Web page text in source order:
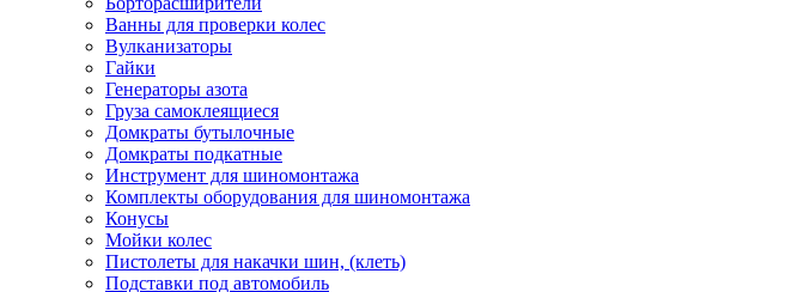
Ванны для проверки колес
Вулканизаторы
Гайки
Генераторы азота
Груза самоклеящиеся
Домкраты бутылочные
Домкраты подкатные
Инструмент для шиномонтажа
Комплекты оборудования для шиномонтажа
Конусы
Мойки колес
Пистолеты для накачки шин, (клеть)
Подставки под автомобиль